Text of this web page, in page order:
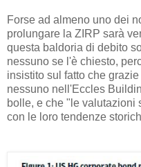
Forse ad almeno uno dei
prolungare la ZIRP sarà
questa baldoria di debito
nessuno se l'è chiesto,
insistito sul fatto che
nessuno nell'Eccles
bolle, e che "le valutazioni
con le loro tendenze